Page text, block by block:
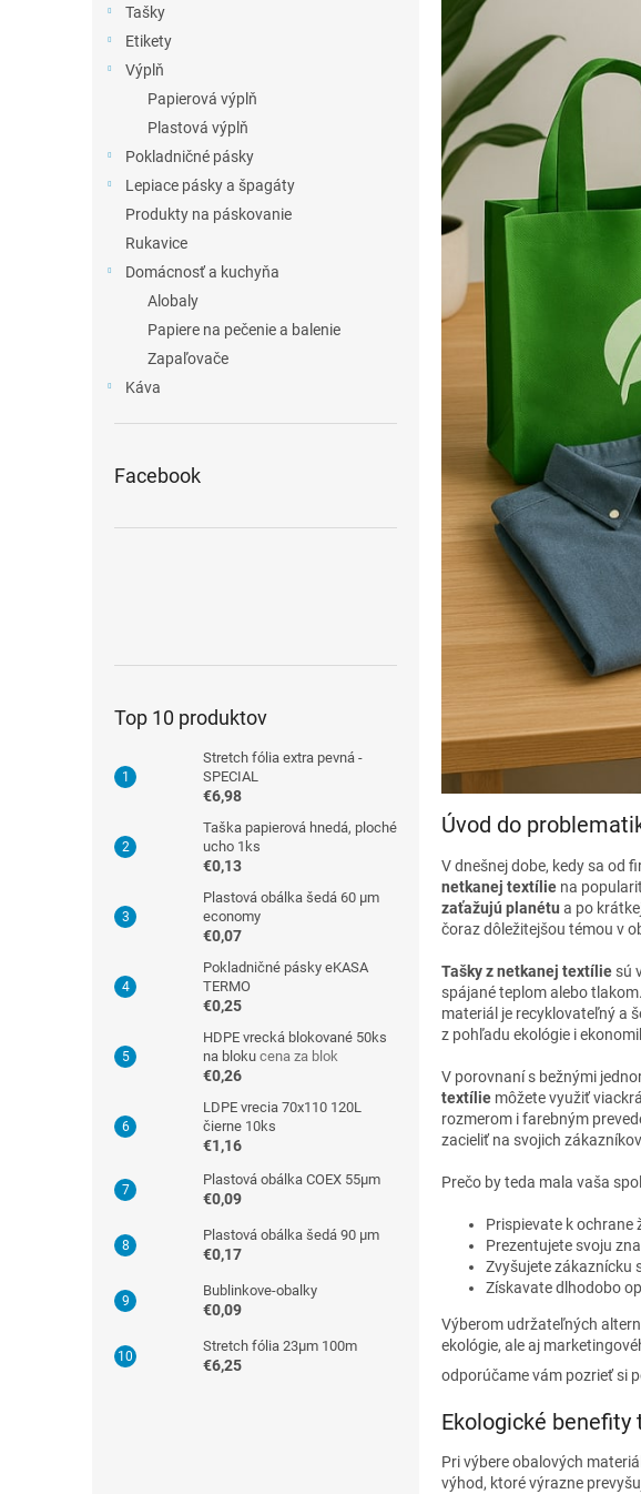
Tašky
Etikety
Výplň
Papierová výplň
Plastová výplň
Pokladničné pásky
Lepiace pásky a špagáty
Produkty na páskovanie
Rukavice
Domácnosť a kuchyňa
Alobaly
Papiere na pečenie a balenie
Zapaľovače
Káva
Facebook
Top 10 produktov
Stretch fólia extra pevná -
SPECIAL
€6,98
Taška papierová hnedá, ploché
ucho 1ks
€0,13
Plastová obálka šedá 60 µm
economy
€0,07
Pokladničné pásky eKASA
TERMO
€0,25
HDPE vrecká blokované 50ks
na bloku cena za blok
€0,26
LDPE vrecia 70x110 120L
čierne 10ks
€1,16
Plastová obálka COEX 55µm
€0,09
Plastová obálka šedá 90 µm
€0,17
Bublinkove-obalky
€0,09
Stretch fólia 23µm 100m
€6,25
Úvod do
V dnešnej dobe, kedy sa od
netkanej textílie na
zaťažujú planétu a po
čoraz dôležitejšou témou v
Tašky z netkanej textílie sú
spájané teplom alebo
materiál je recyklovateľný a
z pohľadu ekológie i
V porovnaní s bežnými
textílie môžete využiť
rozmerom i farebným
zacieliť na svojich
Prečo by teda mala vaša
Prispievate k
Prezentujete svoju
Zvyšujete zákaznícku
Získavate dlhodobo
Výberom udržateľných
ekológie, ale aj
odporúčame vám pozrieť si
Ekologické
Pri výbere obalových
výhod, ktoré výrazne